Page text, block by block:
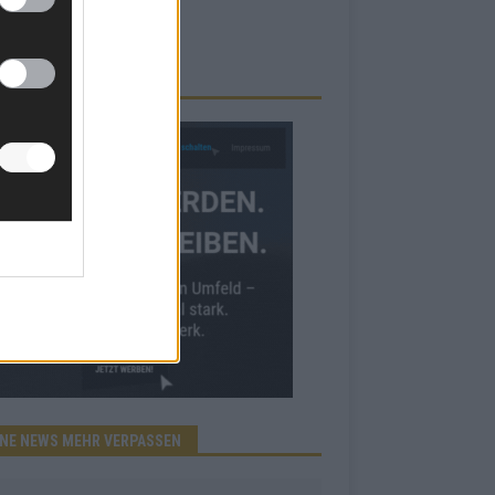
BEI UNS!
NEWS MEHR VERPASSEN